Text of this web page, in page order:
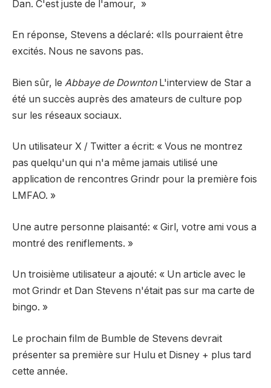
Dan. C'est juste de l'amour, »
En réponse, Stevens a déclaré: «Ils pourraient être
excités. Nous ne savons pas.
Bien sûr, le Abbaye de Downton L'interview de Star a
été un succès auprès des amateurs de culture pop
sur les réseaux sociaux.
Un utilisateur X / Twitter a écrit: « Vous ne montrez
pas quelqu'un qui n'a même jamais utilisé une
application de rencontres Grindr pour la première fois
LMFAO. »
Une autre personne plaisanté: « Girl, votre ami vous a
montré des reniflements. »
Un troisième utilisateur a ajouté: « Un article avec le
mot Grindr et Dan Stevens n'était pas sur ma carte de
bingo. »
Le prochain film de Bumble de Stevens devrait
présenter sa première sur Hulu et Disney + plus tard
cette année.